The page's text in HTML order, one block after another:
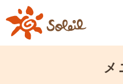
メ